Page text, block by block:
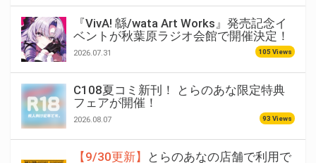
『VivA! 緜/wata Art Works』発売記念イ
ベントが秋葉原ラジオ会館で開催決定！
2026.07.31 105 Views
C108夏コミ新刊！ とらのあな限定特典
フェアが開催！
2026.08.07 93 Views
【9/30更新】
とらのあなの店舗で利用で